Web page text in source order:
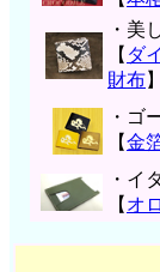
・美
【 ダ
財布】
・ゴ
【金
・イ
【 オ